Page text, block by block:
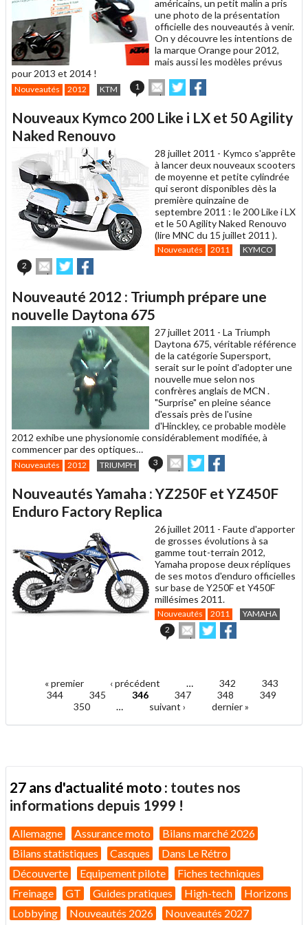
américains, un petit malin a pris
une photo de la présentation
officielle des nouveautés à venir.
On y découvre les intentions de
la marque Orange pour 2012,
mais aussi les modèles prévus
pour 2013 et 2014 !
Nouveautés 2012 KTM 1
Envoyer
cet
à
Partager
sur sur
Nouveaux Kymco 200 Like i LX et 50 Agility
Naked Renouvo
28 juillet 2011 - Kymco s'apprête
à lancer deux nouveaux scooters
de moyenne et petite cylindrée
qui seront disponibles dès la
première quinzaine de
septembre 2011 : le 200 Like i LX
et le 50 Agility Naked Renouvo
(lire MNC du 15 juillet 2011 ).
Nouveautés 2011
KYMCO
2
Envoyer
cet
à
un
ami
Partager
sur sur
Nouveauté 2012 : Triumph prépare une
nouvelle Daytona 675
27 juillet 2011 - La Triumph
Daytona 675, véritable référence
de la catégorie Supersport,
serait sur le point d'adopter une
nouvelle mue selon nos
confrères anglais de MCN .
"Surprise" en pleine séance
d'essais près de l'usine
d'Hinckley, ce probable modèle
2012 exhibe une physionomie considérablement modifiée, à
commencer par des optiques…
Nouveautés 2012 TRIUMPH 3
Envoyer
cet
à
Partager
sur sur
Nouveautés Yamaha : YZ250F et YZ450F
Enduro Factory Replica
26 juillet 2011 - Faute d'apporter
de grosses évolutions à sa
gamme tout-terrain 2012,
Yamaha propose deux répliques
de ses motos d'enduro officielles
sur base de Y250F et Y450F
millésimes 2011.
Nouveautés 2011
YAMAHA
2
Envoyer
cet
ami
Partager
sur sur
Pages« premier ‹ précédent … 342
343
344
345 346 347 348
349
350
… suivant › dernier »
27 ans d'actualité moto : toutes nos
informations depuis 1999 !
Allemagne Assurance moto
Bilans marché 2026
Bilans statistiques
Casques
Dans Le Rétro
Découverte
Equipement pilote
Fiches techniques
Freinage
GT Guides pratiques High-tech
Horizons
Lobbying
Nouveautés 2026 Nouveautés 2027